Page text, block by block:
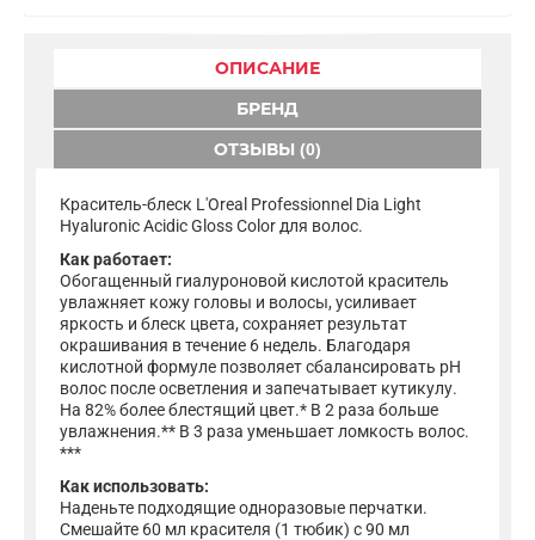
ОПИСАНИЕ
БРЕНД
ОТЗЫВЫ (0)
Краситель-блеск L'Oreal Professionnel Dia Light
Hyaluronic Acidic Gloss Color для волос.
Как работает:
Обогащенный гиалуроновой кислотой краситель
увлажняет кожу головы и волосы, усиливает
яркость и блеск цвета, сохраняет результат
окрашивания в течение 6 недель. Благодаря
кислотной формуле позволяет сбалансировать pH
волос после осветления и запечатывает кутикулу.
На 82% более блестящий цвет.* В 2 раза больше
увлажнения.** В 3 раза уменьшает ломкость волос.
***
Как использовать:
Наденьте подходящие одноразовые перчатки.
Смешайте 60 мл красителя (1 тюбик) с 90 мл